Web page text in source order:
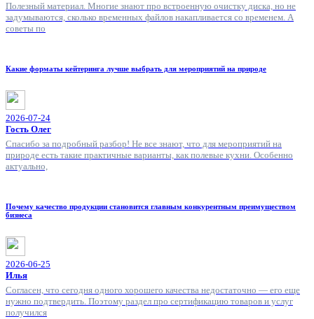
Полезный материал. Многие знают про встроенную очистку диска, но не
задумываются, сколько временных файлов накапливается со временем. А
советы по
Какие форматы кейтеринга лучше выбрать для мероприятий на природе
2026-07-24
Гость Олег
Спасибо за подробный разбор! Не все знают, что для мероприятий на
природе есть такие практичные варианты, как полевые кухни. Особенно
актуально,
Почему качество продукции становится главным конкурентным преимуществом
бизнеса
2026-06-25
Илья
Согласен, что сегодня одного хорошего качества недостаточно — его еще
нужно подтвердить. Поэтому раздел про сертификацию товаров и услуг
получился